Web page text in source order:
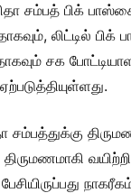
சம்பத் பிக்
லிட்டில் பிக்
சக